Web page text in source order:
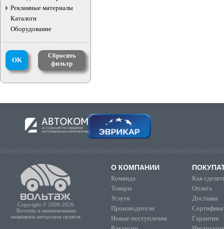
Рекламные материалы
Каталоги
Оборудование
OK
Сбросить
фильтр
Copyright © 2009-2026
Логотип и наименование
защищены авторским правом
О КОМПАНИИ
Команда
Товары
Услуги
Производители
Новые поступления
Как
Оплата
Доставка
Гарантия